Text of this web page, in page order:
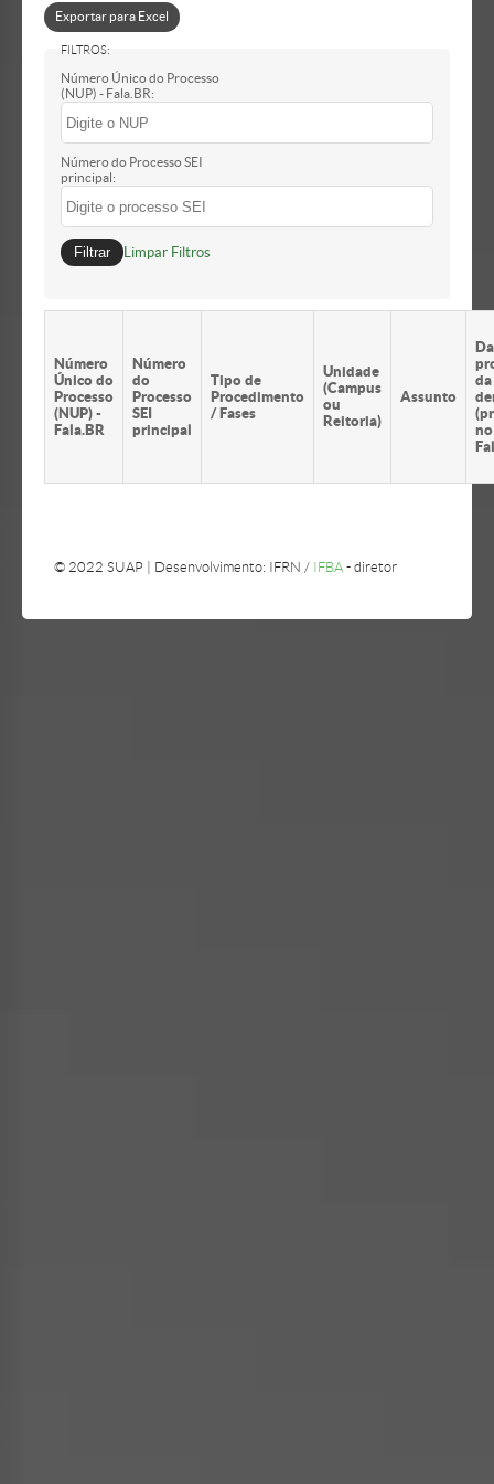
Processo Seletivo
Propaganda Eleit…
Quebra de Dedic…
Racismo
Recusar fé a doc…
Redes sociais
Resistência Injust…
Retirar document…
Revelação de se…
Serviços Públicos
Transfobia
Transparência
Utilizar pessoal o…
Valer-se do Carg…
Violação da Lei …
Violação do Defe…
Xenofobia
Exportar para Excel
Número Único do Processo
(NUP) - Fala.BR:
Número do Processo SEI
principal:
Filtrar Limpar Filtros
Número
Único do
Processo
(NUP) -
Fala.BR
Número
do
Processo
SEI
principal
Tipo de
Procedimento
/ Fases
Unidade
(Campus
ou
Reitoria)
Assunto
da
no
© 2022 SUAP | Desenvolvimento: IFRN / IFBA- diretor